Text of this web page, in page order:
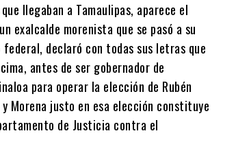
llegaban a Tamaulipas, aparece el
exalcalde morenista que se pasó a su
declaró con todas sus letras que
antes de ser gobernador de
para operar la elección de Rubén
Morena justo en esa elección constituye
de Justicia contra el